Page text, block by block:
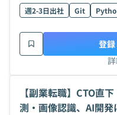
週2-3日出社 Git
登
【副業転職】CTO直
測・画像認識、AI開発